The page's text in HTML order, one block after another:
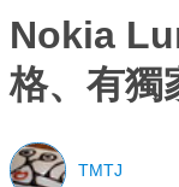
Nokia
格、有獨
TMTJ